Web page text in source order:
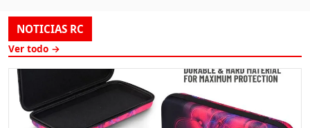
NOTICIAS RC
Ver todo →